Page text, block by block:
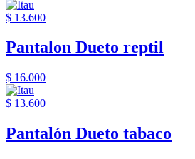
$ 13.600
Pantalon Dueto reptil
$ 16.000
$ 13.600
Pantalón Dueto tabaco